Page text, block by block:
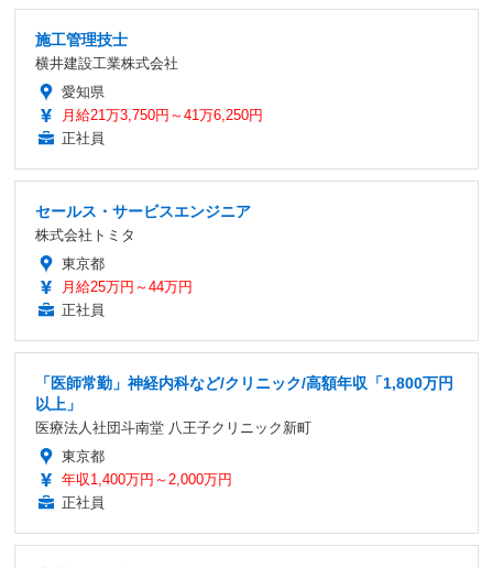
施工管理技士
横井建設工業株式会社
愛知県
月給21万3,750円～41万6,250円
正社員
セールス・サービスエンジニア
株式会社トミタ
東京都
月給25万円～44万円
正社員
「医師常勤」神経内科など/クリニック/高額年収「1,800万円
以上」
医療法人社団斗南堂 八王子クリニック新町
東京都
年収1,400万円～2,000万円
正社員